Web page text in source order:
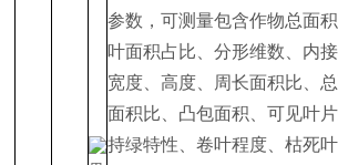
参数，可测量包含作物总面
叶面积占比、分形维数、内
宽度、高度、周长面积比、
面积比、凸包面积、可见叶
持绿特性、卷叶程度、枯死